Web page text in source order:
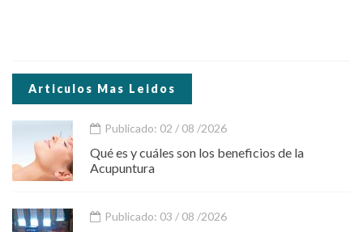
Articulos Mas Leidos
Publicado: 02 / 08 /2026
Qué es y cuáles son los beneficios de la
Acupuntura
Publicado: 03 / 08 /2026